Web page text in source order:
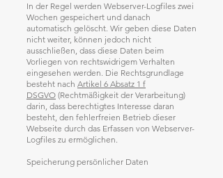
In der Regel werden Webserver-Logfiles zwei
Wochen gespeichert und danach
automatisch gelöscht. Wir geben diese Daten
nicht weiter, können jedoch nicht
ausschließen, dass diese Daten beim
Vorliegen von rechtswidrigem Verhalten
eingesehen werden. Die Rechtsgrundlage
besteht nach Artikel 6 Absatz 1 f
DSGVO (Rechtmäßigkeit der Verarbeitung)
darin, dass berechtigtes Interesse daran
besteht, den fehlerfreien Betrieb dieser
Webseite durch das Erfassen von Webserver-
Logfiles zu ermöglichen.
Speicherung persönlicher Daten